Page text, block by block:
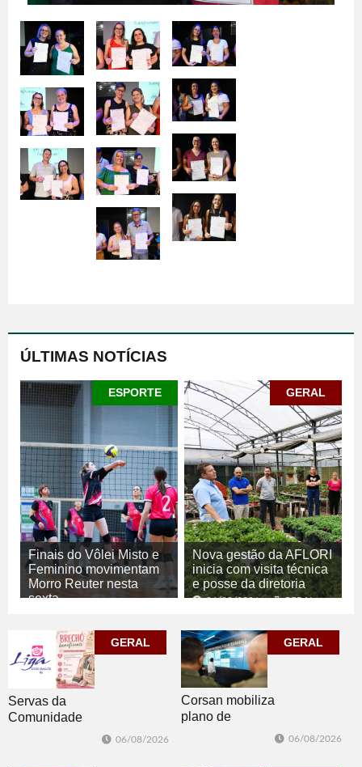
ÚLTIMAS NOTÍCIAS
ESPORTE
Finais do Vôlei Misto e
Feminino movimentam
Morro Reuter nesta
sexta
ESPORTE
GERAL
Nova gestão da AFLORI
inicia com visita técnica
e posse da diretoria
06/08/2026 GERAL
GERAL
Servas da
Comunidade
06/08/2026
GERAL
Corsan mobiliza
plano de
06/08/2026